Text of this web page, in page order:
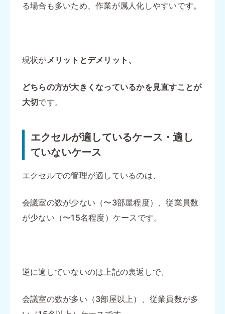
る場合も多いため、作業が属人化しやすいです。
現状がメリットとデメリット、
どちらの方が大きくなっているかを見直すことが
大切です。
エクセルが適しているケース・適し
ていないケース
エクセルでの管理が適しているのは、
会議室の数が少ない（〜3部屋程度）、従業員数
が少ない（〜15名程度）ケースです。
逆に適していないのは上記の裏返しで、
会議室の数が多い（3部屋以上）、従業員数が多